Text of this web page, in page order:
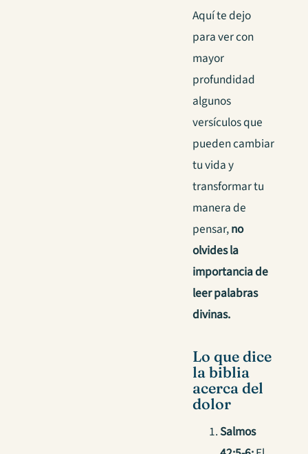
Aquí te dejo
para ver con
mayor
profundidad
algunos
versículos que
pueden cambiar
tu vida y
transformar tu
manera de
pensar,no
olvides la
importancia de
leer palabras
divinas.
Lo que dice
la biblia
acerca del
dolor
Salmos